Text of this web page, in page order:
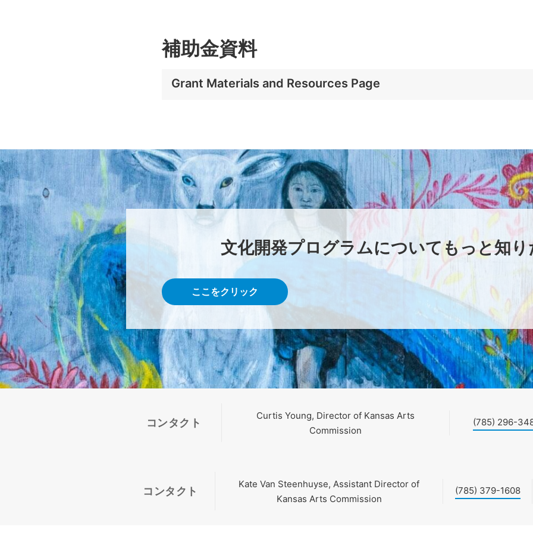
補助金資料
Grant Materials and Resources Page
文化開発プログラムについてもっと知り
ここをクリック
コンタクト
Curtis Young, Director of Kansas Arts
Commission
(785) 296-
コンタクト
Kate Van Steenhuyse, Assistant Director of
Kansas Arts Commission
(785) 379-1608